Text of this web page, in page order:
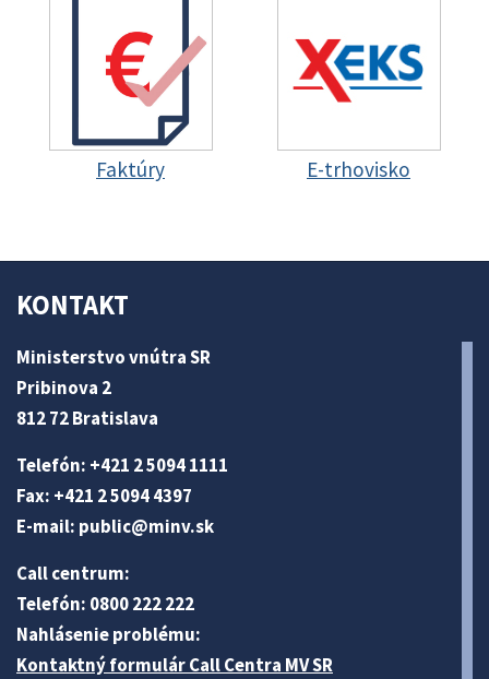
Faktúry E-trhovisko
KONTAKT
Ministerstvo vnútra SR
Pribinova 2
812 72 Bratislava
Telefón: +421 2 5094 1111
Fax: +421 2 5094 4397
E-mail: public@minv.sk
Call centrum:
Telefón: 0800 222 222
Nahlásenie problému:
Kontaktný formulár Call Centra MV SR